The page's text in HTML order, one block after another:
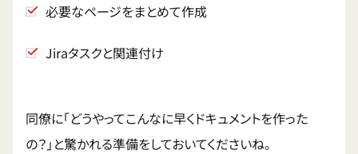
必要なページをまとめて作成
Jiraタスクと関連付け
同僚に「どうやってこんなに早くドキュメントを作った
の？」と驚かれる準備をしておいてくださいね。